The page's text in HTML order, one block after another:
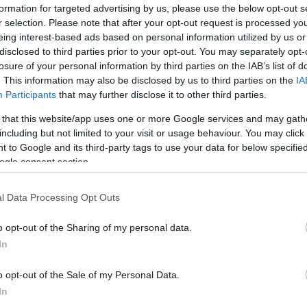
for targeted advertising by us, please use the below opt-out
selection. Please note that after your opt-out request is processed
interest-based ads based on personal information utilized by us
to third parties prior to your opt-out. You may separately
of your personal information by third parties on the IAB’s list of
This information may also be disclosed by us to third parties on the
Participants that may further disclose it to other third parties.
that this website/app uses one or more Google services and may
but not limited to your visit or usage behaviour. You may
to Google and its third-party tags to use your data for below
consent section.
Data Processing Opt Outs
opt-out of the Sharing of my personal data.
opt-out of the Sale of my Personal Data.
τονίστηκε ότι η κυβερνοασφάλεια δεν
πεδίο, αλλά βασική προϋπόθεση για τη
συνέχεια και τη διατήρηση της
Η συμμόρφωση με τα νέα κανονιστικά
κινδύνων από τρίτους και η ανάγκη για
του διαλόγου.
Recovery, ως αναπόσπαστου μέρους της